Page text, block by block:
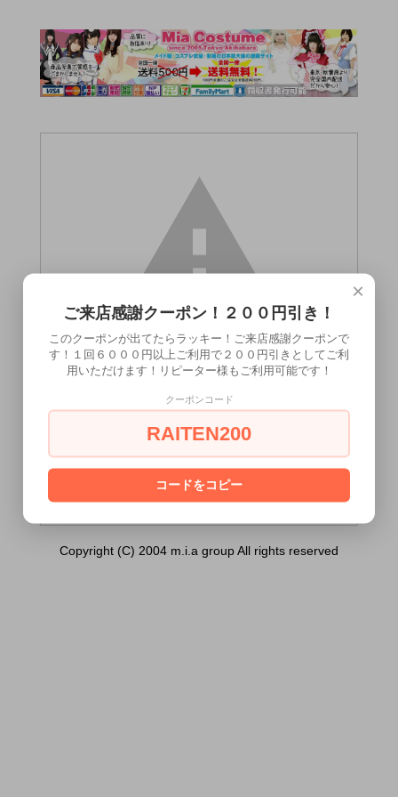
スタンダード）は18歳未満の方には販売で
[ はい ] [ いいえ ]
Copyright (C) 2004 m.i.a group All rights reserved
×
ご来店感謝クーポン！２００円引き！
このクーポンが出てたらラッキー！ご来店感謝クーポンで
す！１回６０００円以上ご利用で２００円引きとしてご利
用いただけます！リピーター様もご利用可能です！
クーポンコード
RAITEN200
コードをコピー